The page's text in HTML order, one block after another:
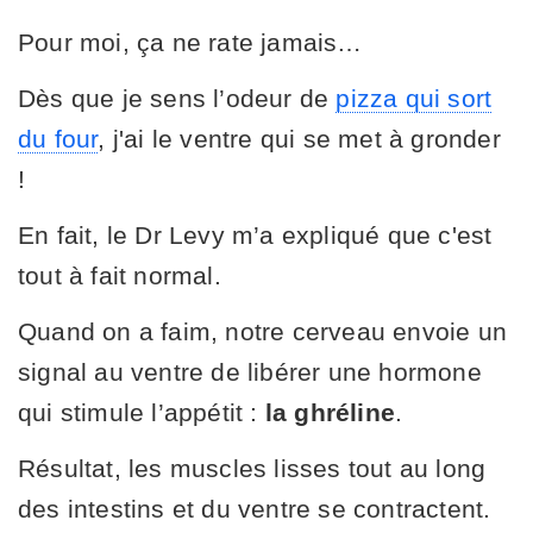
Pour moi, ça ne rate jamais…
Dès que je sens l’odeur de pizza qui sort
du four, j'ai le ventre qui se met à gronder
!
En fait, le Dr Levy m’a expliqué que c'est
tout à fait normal.
Quand on a faim, notre cerveau envoie un
signal au ventre de libérer une hormone
qui stimule l’appétit : la ghréline.
Résultat, les muscles lisses tout au long
des intestins et du ventre se contractent.